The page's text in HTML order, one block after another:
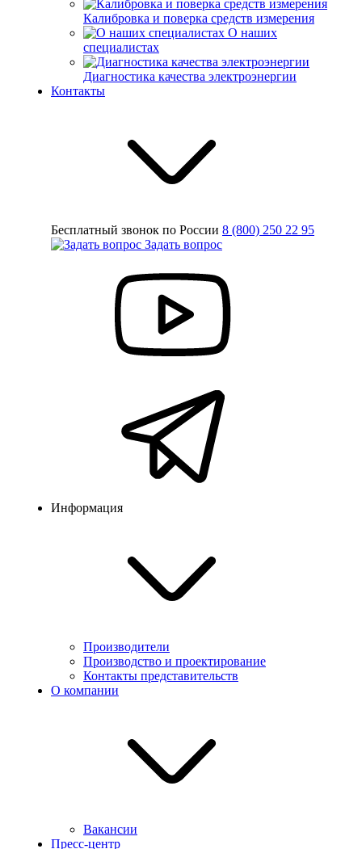
Калибровка и поверка средств измерения
О наших
специалистах
Диагностика качества электроэнергии
Контакты
Бесплатный звонок по России 8 (800) 250 22 95
Задать вопрос
Информация
Производители
Производство и проектирование
Контакты представительств
О компании
Вакансии
Пресс-центр